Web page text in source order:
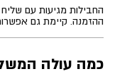
ההזמנה. קיימת גם
כמה עולה